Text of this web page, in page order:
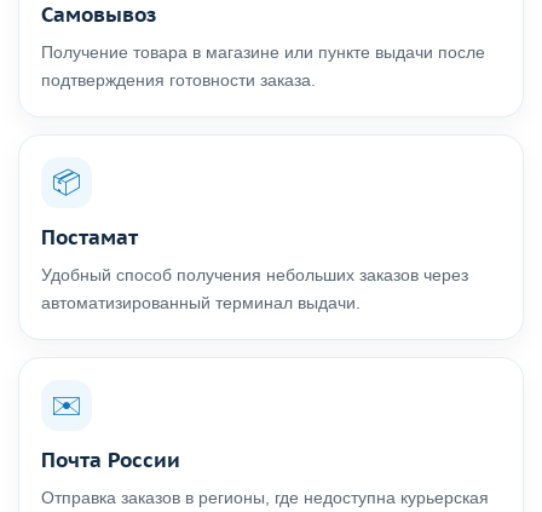
Самовывоз
Получение товара в магазине или пункте выдачи после
подтверждения готовности заказа.
📦
Постамат
Удобный способ получения небольших заказов через
автоматизированный терминал выдачи.
✉️
Почта России
Отправка заказов в регионы, где недоступна курьерская